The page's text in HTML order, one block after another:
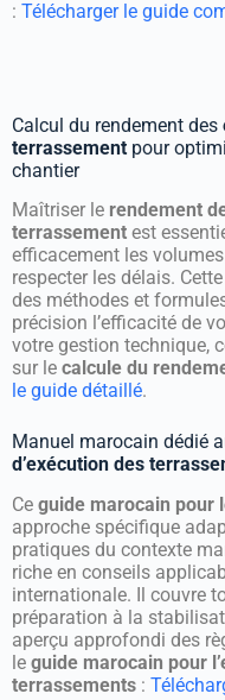
: Télécharger le guide
Calcul du rendement des
terrassement pour
chantier
Maîtriser le rendement
terrassement est
efficacement les
respecter les délais.
des méthodes et
précision l’efficacité de
votre gestion technique,
sur le calcule du
le guide détaillé.
Manuel marocain dédié
d’exécution des
Ce guide marocain pour
approche spécifique
pratiques du contexte
riche en conseils
internationale. Il couvre
préparation à la
aperçu approfondi des
le guide marocain pour
terrassements :